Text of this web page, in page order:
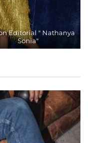
Editorial " Nathanya
Sonia"